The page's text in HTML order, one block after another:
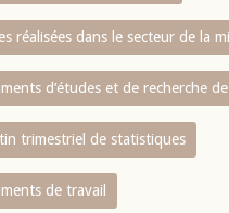
réalisées dans le secteur de la
d’études et de recherche
trimestriel de statistiques
de travail